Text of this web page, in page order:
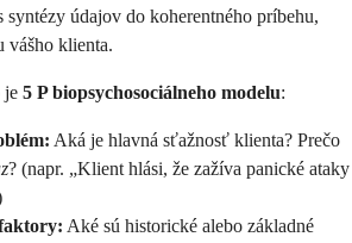
syntézy údajov do koherentného príbehu,
vášho klienta.
je 5 P biopsychosociálneho modelu:
Aká je hlavná sťažnosť klienta? Prečo
? (napr. „Klient hlási, že zažíva panické ataky
Aké sú historické alebo základné